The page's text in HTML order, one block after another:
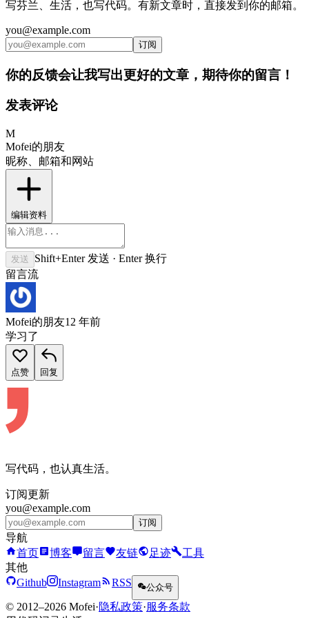
写芬兰、生活，也写代码。有新文章时，直接发到你的邮箱。
you@example.com
订阅
你的反馈会让我写出更好的文章，期待你的留言！
发表评论
M
Mofei的朋友
昵称、邮箱和网站
编辑资料
发送
Shift+Enter 发送 · Enter 换行
留言流
Mofei的朋友12 年前
学习了
点赞 回复
写代码，也认真生活。
订阅更新
you@example.com
订阅
导航
首页
博客 留言 友链 足迹
工具
其他
Github
Instagram RSS 公众号
© 2012–2026 Mofei·隐私政策·服务条款